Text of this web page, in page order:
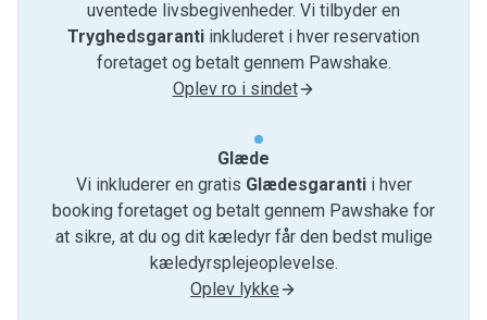
uventede livsbegivenheder. Vi tilbyder en
Tryghedsgaranti inkluderet i hver reservation
foretaget og betalt gennem Pawshake.
Oplev ro i sindet
Glæde
Vi inkluderer en gratis Glædesgarantii hver
booking foretaget og betalt gennem Pawshake for
at sikre, at du og dit kæledyr får den bedst mulige
kæledyrsplejeoplevelse.
Oplev lykke